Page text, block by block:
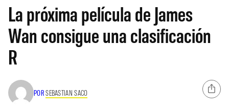
La próxima película de James
Wan consigue una clasificación
R
PORSEBASTIAN SACO